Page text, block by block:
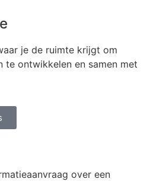
je de ruimte krijgt om
te ontwikkelen en samen met
over een